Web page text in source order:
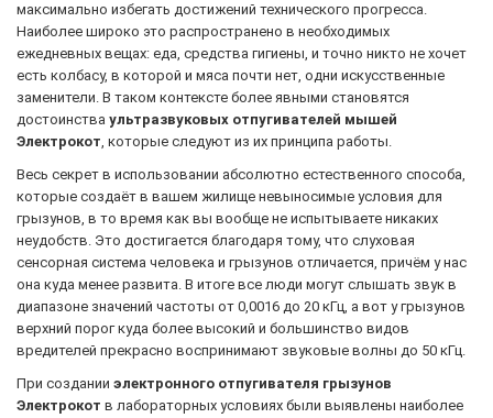
максимально избегать достижений технического прогресса.
Наиболее широко это распространено в необходимых
ежедневных вещах: еда, средства гигиены, и точно никто не хочет
есть колбасу, в которой и мяса почти нет, одни искусственные
заменители. В таком контексте более явными становятся
достоинства ультразвуковых отпугивателей мышей
Электрокот, которые следуют из их принципа работы.
Весь секрет в использовании абсолютно естественного способа,
которые создаёт в вашем жилище невыносимые условия для
грызунов, в то время как вы вообще не испытываете никаких
неудобств. Это достигается благодаря тому, что слуховая
сенсорная система человека и грызунов отличается, причём у нас
она куда менее развита. В итоге все люди могут слышать звук в
диапазоне значений частоты от 0,0016 до 20 кГц, а вот у грызунов
верхний порог куда более высокий и большинство видов
вредителей прекрасно воспринимают звуковые волны до 50 кГц.
При создании электронного отпугивателя грызунов
Электрокот в лабораторных условиях были выявлены наиболее